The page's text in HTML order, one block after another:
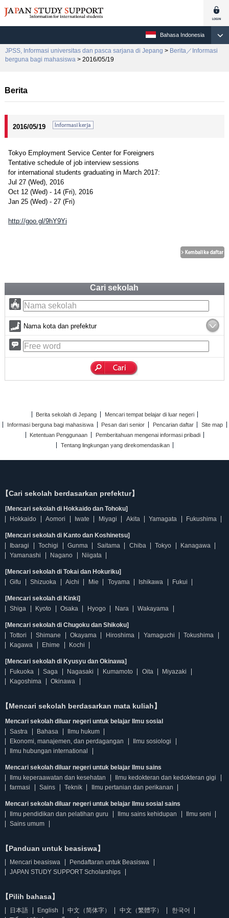
Bahasa Indonesia
JPSS, Informasi universitas dan pasca sarjana di Jepang > Berita／Informasi
berguna bagi mahasiswa > 2016/05/19
Berita
2016/05/19
Tokyo Employment Service Center for Foreigners
Tentative schedule of job interview sessions
for international students graduating in March 2017:
Jul 27 (Wed), 2016
Oct 12 (Wed) - 14 (Fri), 2016
Jan 25 (Wed) - 27 (Fri)
http://goo.gl/9hY9Yi
Cari sekolah
Nama kota dan prefektur
Berita sekolah di Jepang
Mencari tempat belajar di luar negeri
Informasi berguna bagi mahasiswa
Pesan dari senior Pencarian daftar
Site map
Ketentuan Penggunaan
Pemberitahuan mengenai informasi pribadi
Tentang lingkungan yang direkomendasikan
【Cari sekolah berdasarkan prefektur】
[Mencari sekolah di Hokkaido dan Tohoku]
Hokkaido
Aomori Iwate Miyagi Akita Yamagata Fukushima
[Mencari sekolah di Kanto dan Koshinetsu]
Ibaragi
Tochigi Gunma Saitama Chiba Tokyo
Kanagawa
Yamanashi
Nagano Niigata
[Mencari sekolah di Tokai dan Hokuriku]
Gifu
Shizuoka Aichi Mie Toyama Ishikawa Fukui
[Mencari sekolah di Kinki]
Shiga
Kyoto Osaka Hyogo Nara Wakayama
[Mencari sekolah di Chugoku dan Shikoku]
Tottori
Shimane Okayama Hiroshima Yamaguchi
Tokushima
Kagawa
Ehime Kochi
[Mencari sekolah di Kyusyu dan Okinawa]
Fukuoka
Saga Nagasaki Kumamoto Oita
Miyazaki
Kagoshima
Okinawa
【Mencari sekolah berdasarkan mata kuliah】
Mencari sekolah diluar negeri untuk belajar Ilmu sosial
Sastra
Bahasa
Ilmu hukum
Ekonomi, manajemen, dan perdagangan
Ilmu sosiologi
Ilmu hubungan international
Mencari sekolah diluar negeri untuk belajar Ilmu sains
Ilmu keperaawatan dan kesehatan
Ilmu kedokteran dan kedokteran gigi
farmasi
Sains Teknik Ilmu pertanian dan perikanan
Mencari sekolah diluar negeri untuk belajar Ilmu sosial sains
Ilmu pendidikan dan pelatihan guru
Ilmu sains kehidupan
Ilmu seni
Sains umum
【Panduan untuk beasiswa】
Mencari beasiswa
Pendaftaran untuk Beasiswa
JAPAN STUDY SUPPORT Scholarships
【Pilih bahasa】
日本語 English 中文（简体字） 中文（繁體字）
한국어